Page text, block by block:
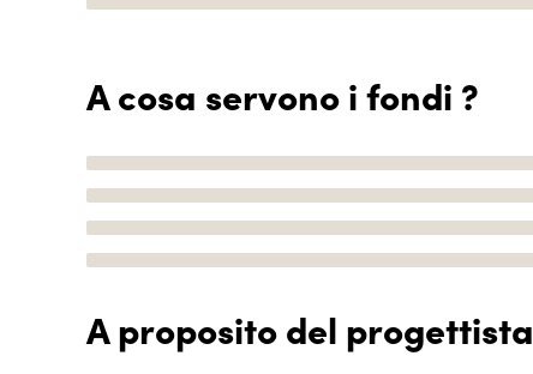
A cosa servono i fondi ?
A proposito del progettista